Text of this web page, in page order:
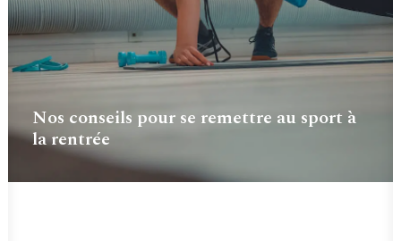
Nos conseils pour se remettre au sport à
la rentrée